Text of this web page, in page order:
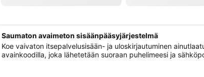
Saumaton avaimeton sisäänpääsyjärjestelmä
Koe vaivaton itsepalvelusisään- ja uloskirjautuminen
avainkoodilla, joka lähetetään suoraan puhelimeesi ja